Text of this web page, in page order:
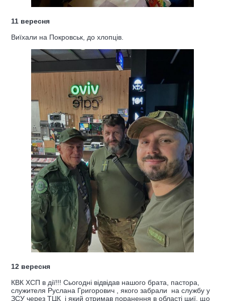
11 вересня
Виїхали на Покровськ, до хлопців.
12 вересня
КВК ХСП в дії!!! Сьогодні відвідав нашого брата, пастора,
служителя Руслана Григорович , якого забрали на службу у
ЗСУ через ТЦК і який отримав поранення в області шиї, що